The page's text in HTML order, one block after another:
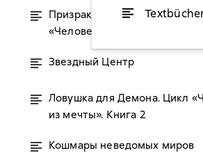
Призраки старого города.
«Человек из мечты». Книга 1
Звездный Центр
Ловушка для Демона. Цикл
из мечты». Книга 2
Кошмары неведомых миров